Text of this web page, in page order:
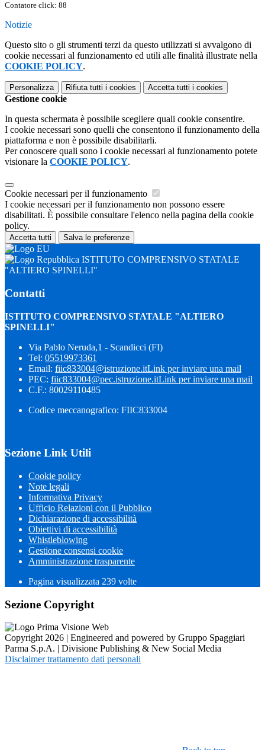
Contatore click: 88
Notizie
Questo sito o gli strumenti terzi da questo utilizzati si avvalgono di
cookie necessari al funzionamento ed utili alle finalità illustrate nella
COOKIE POLICY.
Personalizza Rifiuta tutti i cookies Accetta tutti i cookies
Gestione cookie
In questa schermata è possibile scegliere quali cookie consentire.
I cookie necessari sono quelli che consentono il funzionamento della
piattaforma e non è possibile disabilitarli.
Per conoscere quali sono i cookie necessari al funzionamento potete
visionare la COOKIE POLICY.
Cookie necessari per il funzionamento
I cookie necessari per il funzionamento non possono essere
disabilitati. È possibile consultare l'elenco nella pagina della cookie
policy.
Accetta tutti Salva le preferenze
ISTITUTO COMPRENSIVO STATALE
"ALTIERO SPINELLI"
Contatti
ISTITUTO COMPRENSIVO STATALE "ALTIERO
SPINELLI"
Via Pablo Neruda,1 - Scandicci (FI)
Tel: 05519973361
Email: fiic833004@istruzione.itLink per inviare una mail
PEC: fiic833004@pec.istruzione.itLink per inviare una mail
C.F.: 80029110485
Codice meccanografico: FIIC833004
Sezione Link Utili
Cookie policy
Note legali
Informativa Privacy
Ufficio Relazioni con il Pubblico
Dichiarazione di accessibilità
Obiettivi di accessibilità
Whistleblowing
Gestione consensi cookie
Amministrazione trasparente
Pagina visualizzata 239 volte
Sezione Copyright
Copyright 2026 | Engineered and powered by Gruppo Spaggiari
Parma S.p.A. | Divisione Publishing & New Social Media
Disclaimer trattamento dati personali